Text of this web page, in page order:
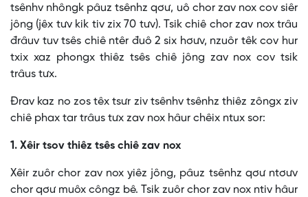
tsênhv nhôngk pâuz tsênhz qơư, uô chor zav nox cov siêr
jông (jêx tưv kik tiv zix 70 tưv). Tsik chiê chor zav nox trâu
đrâuv tuv tsês chiê ntêr đuô 2 six hơưv, nzuôr têk cov hur
txix xaz phongx thiêz tsês chiê jông zav nox cov tsik
trâus tưx.
Đrav kaz no zos têx tsưr ziv tsênhv tsênhz thiêz zôngx ziv
chiê phax tar trâus tưx zav nox hâur chêix ntux sor:
1. Xêir tsov thiêz tsês chiê zav nox
Xêir zuôr chor zav nox yiêz jông, pâuz tsênhz qơư ntơưv
chor qơư muôx côngz bê. Tsik zuôr chor zav nox ntiv hâur